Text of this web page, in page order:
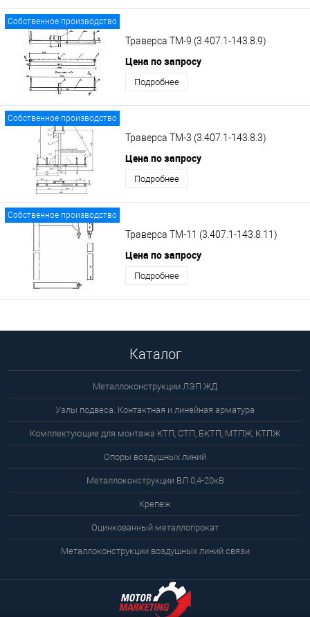
Собственное производство
Траверса ТМ-9 (3.407.1-143.8.9)
Цена по запросу
Подробнее
Собственное производство
Траверса ТМ-3 (3.407.1-143.8.3)
Цена по запросу
Подробнее
Собственное производство
Траверса ТМ-11 (3.407.1-143.8.11)
Цена по запросу
Подробнее
Каталог
Металлоконструкции ЛЭП ЖД
Узлы подвеса. Контактная и линейная арматура
Комплектующие для монтажа КТП, СТП, БКТП, МТПЖ, КТПЖ
Опоры воздушных линий
Металлоконструкции ВЛ 0,4-20кВ
Крепеж
Оцинкованный металлопрокат
Металлоконструкции воздушных линий связи